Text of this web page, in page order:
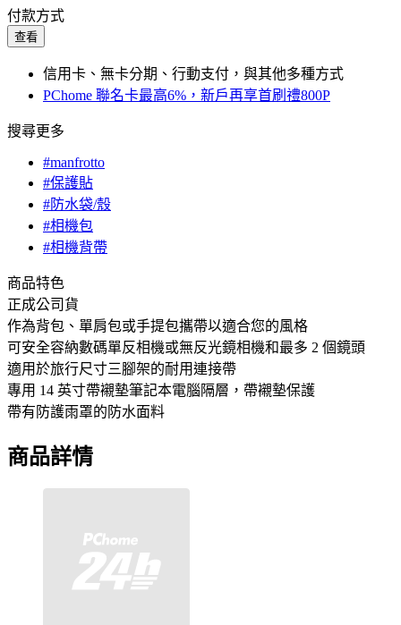
付款方式
查看
信用卡、無卡分期、行動支付，與其他多種方式
PChome 聯名卡最高6%，新戶再享首刷禮800P
搜尋更多
#manfrotto
#保護貼
#防水袋/殼
#相機包
#相機背帶
商品特色
正成公司貨
作為背包、單肩包或手提包攜帶以適合您的風格
可安全容納數碼單反相機或無反光鏡相機和最多 2 個鏡頭
適用於旅行尺寸三腳架的耐用連接帶
專用 14 英寸帶襯墊筆記本電腦隔層，帶襯墊保護
帶有防護雨罩的防水面料
商品詳情